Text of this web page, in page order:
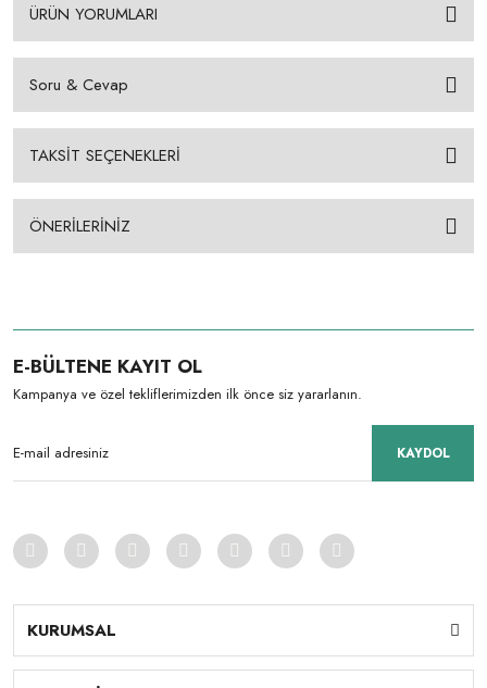
ÜRÜN YORUMLARI
Soru & Cevap
TAKSİT SEÇENEKLERİ
ÖNERİLERİNİZ
E-BÜLTENE KAYIT OL
Kampanya ve özel tekliflerimizden ilk önce siz yararlanın.
KAYDOL
KURUMSAL